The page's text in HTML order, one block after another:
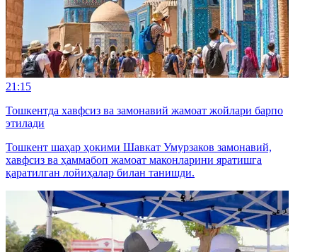
21:15
Тошкентда хавфсиз ва замонавий жамоат жойлари барпо
этилади
Тошкент шаҳар ҳокими Шавкат Умурзаков замонавий,
хавфсиз ва ҳаммабоп жамоат маконларини яратишга
қаратилган лойиҳалар билан танишди.